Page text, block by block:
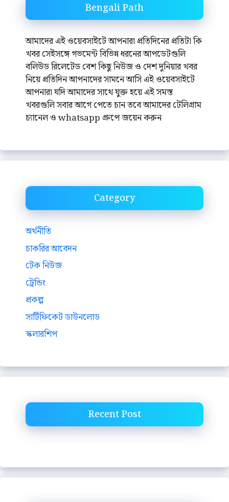
Bengali Path
আমাদের এই ওয়েবসাইটে আপনারা প্রতিদিনের প্রতিটা কি
খবর সেইসঙ্গে গভমেন্ট বিভিন্ন ধরনের আপডেটগুলি
বলিউড রিলেটেড বেশ কিছু নিউজ ও দেশ দুনিয়ার খবর
নিয়ে প্রতিদিন আপনাদের সামনে আসি এই ওয়েবসাইটে
আপনারা যদি আমাদের সাথে যুক্ত হয়ে এই সমস্ত
খবরগুলি সবার আগে পেতে চান তবে আমাদের টেলিগ্রাম
চ্যানেল ও whatsapp গ্রুপে জয়েন করুন
Category
অর্থনীতি
চাকরির আবেদন
টেক নিউজ
ট্রেন্ডিং
প্রকল্প
সার্টিফিকেট ডাউনলোড
স্কলারশিপ
Recent Post